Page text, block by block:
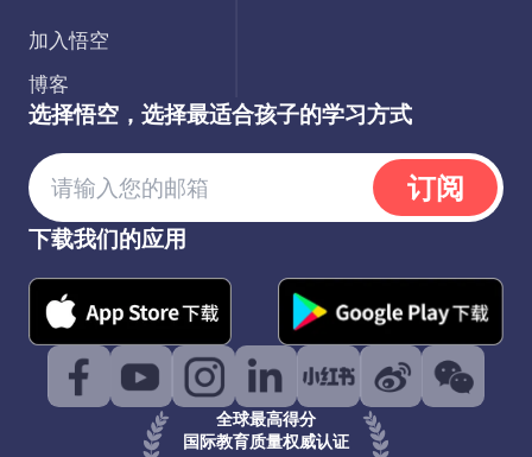
加入悟空
博客
选择悟空，选择最适合孩子的学习方式
订阅
下载我们的应用
全球最高得分
国际教育质量权威认证